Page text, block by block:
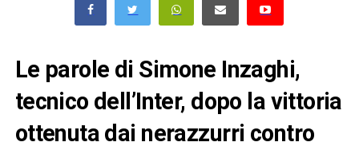
Le parole di Simone Inzaghi,
tecnico dell’Inter, dopo la vittoria
ottenuta dai nerazzurri contro